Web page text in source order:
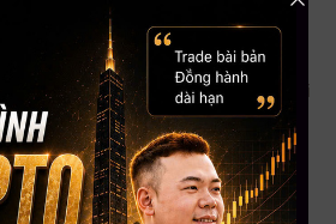
mại hiện tại. Ông cho biết ngân
tài khoản cho các stablecoin “được
— một động thái có thể giúp các loại
là “tiền” trong hệ thống thanh toán
hàng trung ương lớn như BoE công
đó là dấu hiệu cho thấy các loại tiền